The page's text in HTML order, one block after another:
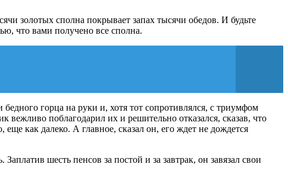
золотых сполна покрывает запах тысячи обедов. И будьте
что вами получено все сполна.
горца на руки и, хотя тот сопротивлялся, с триумфом
поблагодарил их и решительно отказался, сказав, что
как далеко. А главное, сказал он, его ждет не дождется
шесть пенсов за постой и за завтрак, он завязал свои